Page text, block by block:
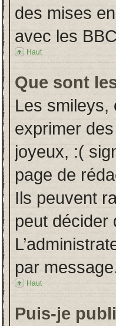
des mises
avec les
Haut
Que sont
Les smileys,
exprimer
joyeux, :(
page de
Ils peuvent
peut décider
par
Haut
Puis-je